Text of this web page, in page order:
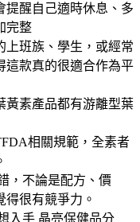
提醒自己適時休息、多
完整
上班族、學生，或經常
這款真的很適合作為平
黃素產品都有游離型葉
相關規範，全素者
，不論是配方、價
很有競爭力。
入手 晶亮保健品分